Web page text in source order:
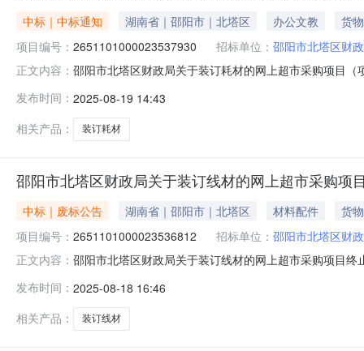
中标｜中标通知 湖南省｜邵阳市｜北塔区 办公文教
货物
项目编号： 2651101000023537930 招标单位： 邵阳市北塔区财
正文内容： 邵阳市北塔区财政局关于装订耗材的网上超市采购项目
邵阳市北塔区报价起止时间:-二、采购单位信息采购单位
发布时间： 2025-08-19 14:43
相关产品：
装订耗材
邵阳市北塔区财政局关于装订线材的网上超市采购项
中标｜废标公告 湖南省｜邵阳市｜北塔区 材料配件
货物
项目编号： 2651101000023536812 招标单位： 邵阳市北塔区财
正文内容： 邵阳市北塔区财政局关于装订线材的网上超市采购项目
单-错误，重新下单八、其他事项：九、联系方式1、采
人：联系电话：传真：3、同级
发布时间： 2025-08-18 16:46
相关产品：
装订线材